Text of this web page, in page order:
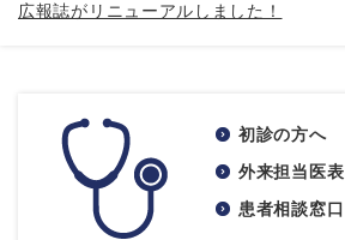
広報誌がリニューアルしました！
初診の方へ
外来担当医表
患者相談窓口